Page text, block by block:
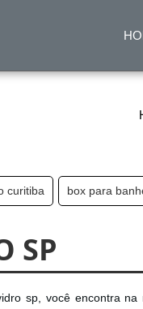
curitiba box para
SP
sp, você encontra